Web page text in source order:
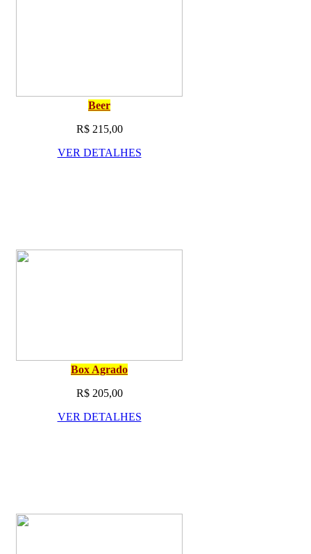
Beer
R$ 215,00
VER DETALHES
Box Agrado
R$ 205,00
VER DETALHES